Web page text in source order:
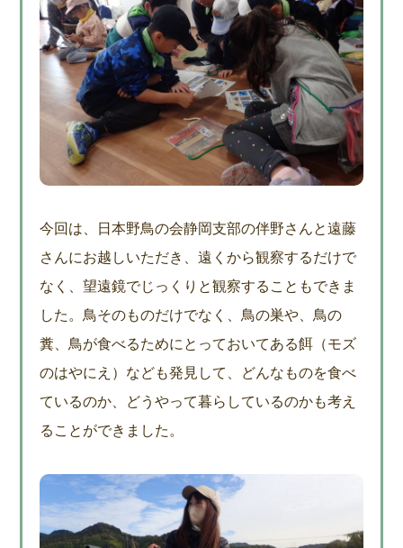
今回は、日本野鳥の会静岡支部の伴野さんと遠藤
さんにお越しいただき、遠くから観察するだけで
なく、望遠鏡でじっくりと観察することもできま
した。鳥そのものだけでなく、鳥の巣や、鳥の
糞、鳥が食べるためにとっておいてある餌（モズ
のはやにえ）なども発見して、どんなものを食べ
ているのか、どうやって暮らしているのかも考え
ることができました。